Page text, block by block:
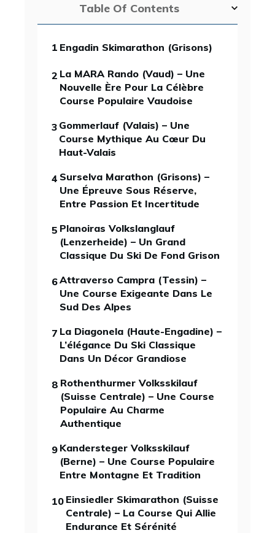
Table Of Contents
1 Engadin Skimarathon (Grisons)
2 La MARA Rando (Vaud) – Une
Nouvelle Ère Pour La Célèbre
Course Populaire Vaudoise
3 Gommerlauf (Valais) – Une
Course Mythique Au Cœur Du
Haut-Valais
4 Surselva Marathon (Grisons) –
Une Épreuve Sous Réserve,
Entre Passion Et Incertitude
5 Planoiras Volkslanglauf
(Lenzerheide) – Un Grand
Classique Du Ski De Fond Grison
6Attraverso Campra (Tessin) –
Une Course Exigeante Dans Le
Sud Des Alpes
7 La Diagonela (Haute-Engadine) –
L’élégance Du Ski Classique
Dans Un Décor Grandiose
8 Rothenthurmer Volksskilauf
(Suisse Centrale) – Une Course
Populaire Au Charme
Authentique
9 Kandersteger Volksskilauf
(Berne) – Une Course Populaire
Entre Montagne Et Tradition
10 Einsiedler Skimarathon (Suisse
Centrale) – La Course Qui Allie
Endurance Et Sérénité